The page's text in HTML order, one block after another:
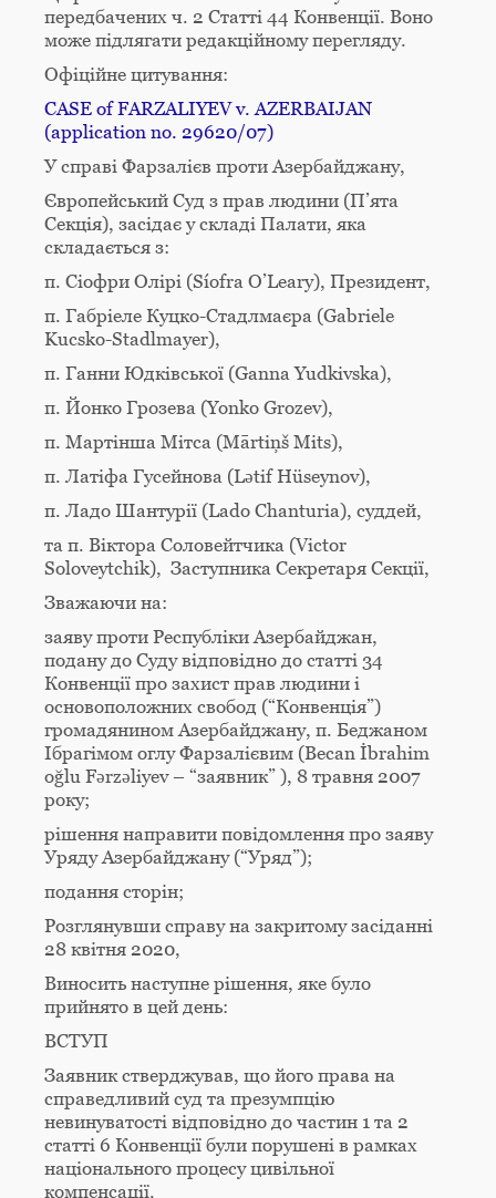
передбачених ч. 2 Статті 44 Конвенції. Воно
може підлягати редакційному перегляду.
Офіційне цитування:
CASE of FARZALIYEV v. AZERBAIJAN
(аpplication no. 29620/07)
У справі Фарзалієв проти Азербайджану,
Європейський Суд з прав людини (П’ята
Секція), засідає у складі Палати, яка
складається з:
п. Сіофри Олірі (Síofra O’Leary), Президент,
п. Габріеле Куцко-Стадлмаєра (Gabriele
Kucsko-Stadlmayer),
п. Ганни Юдківської (Ganna Yudkivska),
п. Йонко Грозева (Yonko Grozev),
п. Мартінша Мітса (Mārtiņš Mits),
п. Латіфа Гусейнова (Lәtif Hüseynov),
п. Ладо Шантурії (Lado Chanturia), суддей,
та п. Віктора Соловейтчика (Victor
Soloveytchik), Заступника Секретаря Секції,
Зважаючи на:
заяву проти Республіки Азербайджан,
подану до Суду відповідно до статті 34
Конвенції про захист прав людини і
основоположних свобод (“Конвенція”)
громадянином Азербайджану, п. Беджаном
Ібрагімом оглу Фарзалієвим (Becan İbrahim
oğlu Fərzəliyev – “заявник” ), 8 травня 2007
року;
рішення направити повідомлення про заяву
Уряду Азербайджану (“Уряд”);
подання сторін;
Розглянувши справу на закритому засіданні
28 квітня 2020,
Виносить наступне рішення, яке було
прийнято в цей день:
ВСТУП
Заявник стверджував, що його права на
справедливий суд та презумпцію
невинуватості відповідно до частин 1 та 2
статті 6 Конвенції були порушені в рамках
національного процесу цивільної
компенсації.